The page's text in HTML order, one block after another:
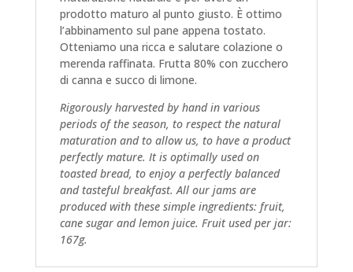
prodotto maturo al punto giusto. È ottimo
l’abbinamento sul pane appena tostato.
Otteniamo una ricca e salutare colazione o
merenda raffinata. Frutta 80% con zucchero
di canna e succo di limone.
Rigorously harvested by hand in various
periods of the season, to respect the natural
maturation and to allow us, to have a product
perfectly mature. It is optimally used on
toasted bread, to enjoy a perfectly balanced
and tasteful breakfast. All our jams are
produced with these simple ingredients: fruit,
cane sugar and lemon juice. Fruit used per jar:
167g.